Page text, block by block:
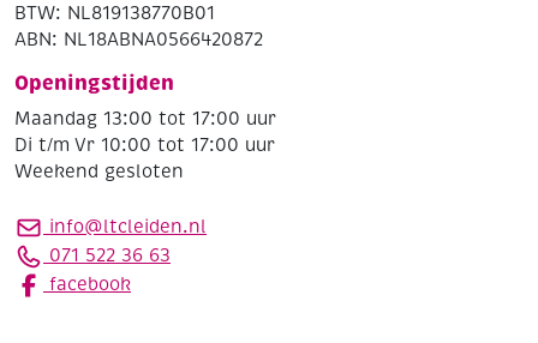
BTW: NL819138770B01
ABN: NL18ABNA0566420872
Openingstijden
Maandag 13:00 tot 17:00 uur
Di t/m Vr 10:00 tot 17:00 uur
Weekend gesloten
info@ltcleiden.nl
071 522 36 63
facebook